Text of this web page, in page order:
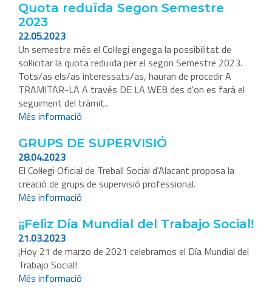
Quota reduïda Segon Semestre
2023
22.05.2023
Un semestre més el Col·legi engega la possibilitat de
sol·licitar la quota reduïda per el segon Semestre 2023.
Tots/as els/as interessats/as, hauran de procedir A
TRAMITAR-LA A través DE LA WEB des d'on es farà el
seguiment del tràmit..
Més informació
GRUPS DE SUPERVISIÓ
28.04.2023
El Col·legi Oficial de Treball Social d'Alacant proposa la
creació de grups de supervisió professional.
Més informació
¡¡Feliz Día Mundial del Trabajo Social!
21.03.2023
¡Hoy 21 de marzo de 2021 celebramos el Día Mundial del
Trabajo Social!
Més informació